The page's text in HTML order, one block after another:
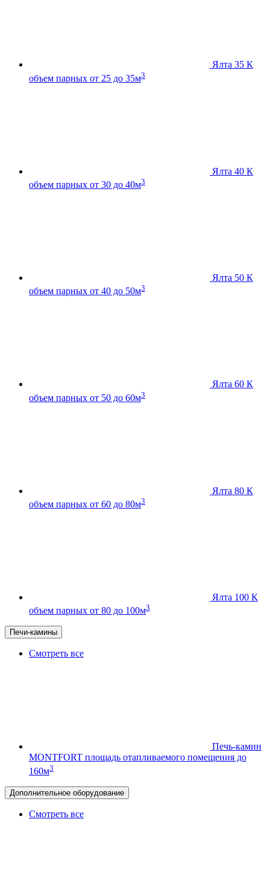
Ялта 35 К
объем парных от 25 до 35м3
Ялта 40 К
объем парных от 30 до 40м3
Ялта 50 К
объем парных от 40 до 50м3
Ялта 60 К
объем парных от 50 до 60м3
Ялта 80 К
объем парных от 60 до 80м3
Ялта 100 К
объем парных от 80 до 100м3
Печи-камины
Смотреть все
Печь-камин
MONTFORT площадь отапливаемого помещения до
160м3
Дополнительное оборудование
Смотреть все